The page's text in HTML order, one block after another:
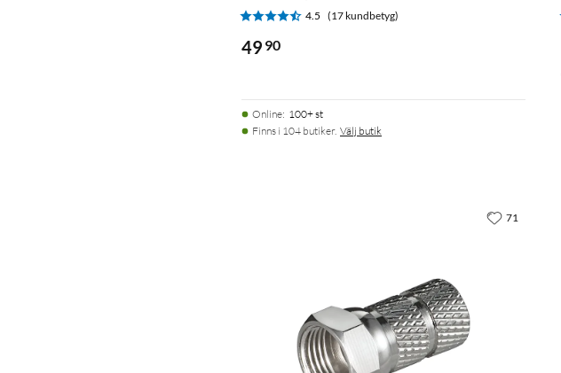
4.5 (17 kundbetyg)
49 90
Online: 100+ st
Finns i 104 butiker. Välj butik
71